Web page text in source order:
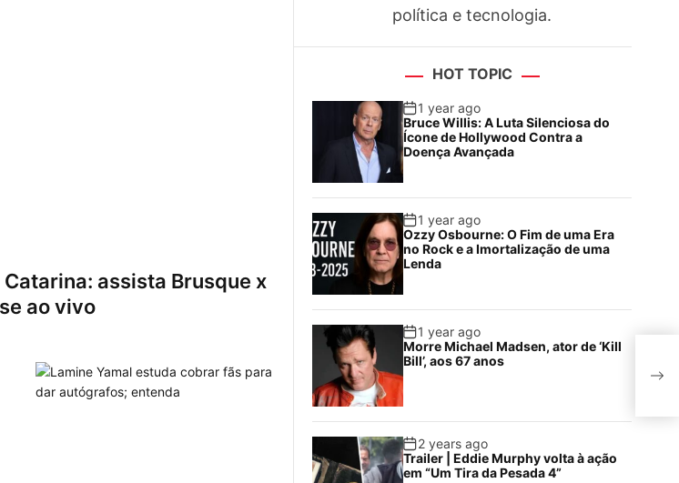
Catarina: assista Brusque x
ao vivo
política e tecnologia.
HOT TOPIC
1 year ago
Bruce Willis: A Luta Silenciosa do
Ícone de Hollywood Contra a
Doença Avançada
1 year ago
Ozzy Osbourne: O Fim de uma Era
no Rock e a Imortalização de uma
Lenda
1 year ago
Morre Michael Madsen, ator de ‘Kill
Bill’, aos 67 anos
2 years ago
Trailer | Eddie Murphy volta à ação
em “Um Tira da Pesada 4”